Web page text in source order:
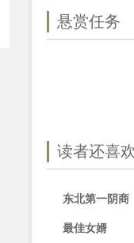
悬赏任务
读者还喜
东北第一阴商
最佳女婿